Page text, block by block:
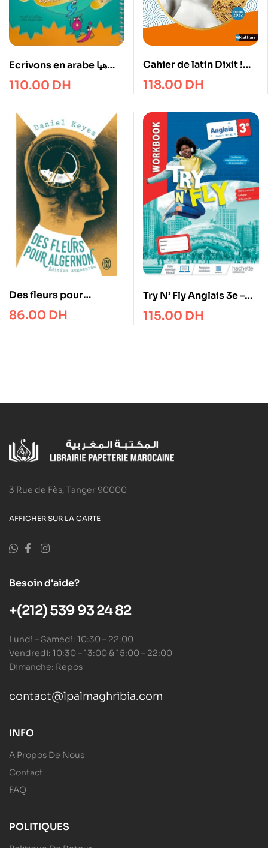
Ecrivons en arabe هيا
نكتب بالعربية
110.00 DH
Cahier de latin Dixit !
Langue et culture 3e
118.00 DH
Des fleurs pour
Algernon
86.00 DH
Try N’ Fly Anglais 3e –
Workbook – Ed. 2023
115.00 DH
3 Rue de Fès, Tanger 90000
AFFICHER SUR LA CARTE
Besoin d'aide?
+(212) 539 93 24 82
Lundi – Samedi: 10:30 – 22:00
Vendredi: 10:30 – 13:00 & 15:00 – 22:00
Dimanche: Repos
contact@lpalmaghribia.com
INFO
A Propos De Nous
Contact
FAQ
POLITIQUES